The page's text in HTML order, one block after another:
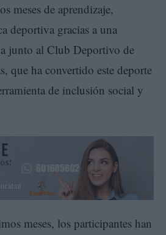
meses de aprendizaje,
deportiva gracias a una
junto al Club Deportivo de
que ha convertido este deporte
de inclusión social y
meses, los participantes han